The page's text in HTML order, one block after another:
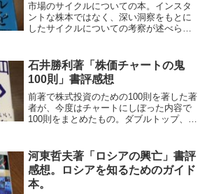
市場のサイクルについての本。インスタ
ントな株本ではなく、深い洞察をもとに
したサイクルについての考察が述べられ
れの出来事が次の出来事を引き起こす。
そのためランダムで予測で...
石井勝利著「株価チャートの鬼
100則」書評感想
前著で株式投資のための100則を著した著
者が、今度はチャートにしぼった内容で
100則をまとめたもの。ダブルトップ、デ
レベルのチャートの見方についてページ
が割かれている。...
河東哲夫著「ロシアの興亡」書評
感想。ロシアを知るためのガイド
本。